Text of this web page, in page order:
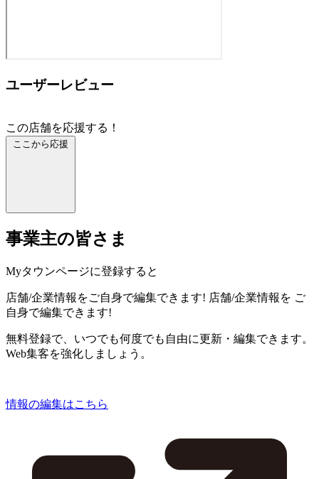
ユーザーレビュー
この店舗を応援する！
ここから応援
事業主の皆さま
Myタウンページに登録すると
店舗/企業情報をご自身で編集できます! 店舗/企業情報を ご
自身で編集できます!
無料登録で、いつでも何度でも自由に更新・編集できます。
Web集客を強化しましょう。
情報の編集はこちら